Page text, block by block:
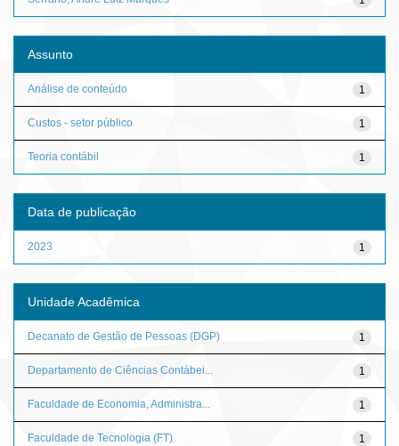
Assunto
1
Análise de conteúdo
1
Custos - setor público
1
Teoria contábil
Data de publicação
1
2023
Unidade Acadêmica
1
Decanato de Gestão de Pessoas (DGP)
1
Departamento de Ciências Contábei...
1
Faculdade de Economia, Administra...
1
Faculdade de Tecnologia (FT)